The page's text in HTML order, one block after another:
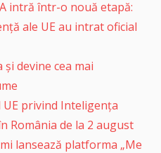
intră într-o nouă etapă:
ale UE au intrat oficial
devine cea mai
UE privind Inteligența
România de la 2 august
lansează platforma „Me